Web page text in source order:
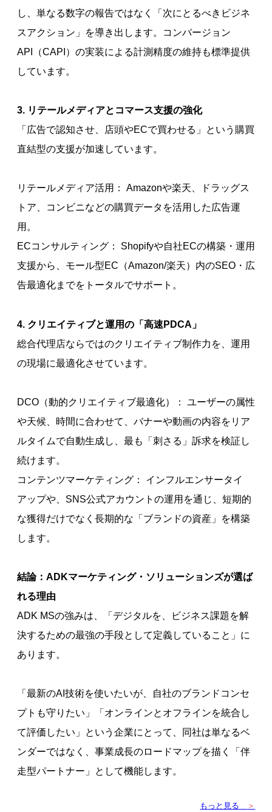
し、単なる数字の報告ではなく「次にとるべきビジネ
スアクション」を導き出します。コンバージョン
API（CAPI）の実装による計測精度の維持も標準提供
しています。
3. リテールメディアとコマース支援の強化
「広告で認知させ、店頭やECで買わせる」という購買
直結型の支援が加速しています。
リテールメディア活用： Amazonや楽天、ドラッグス
トア、コンビニなどの購買データを活用した広告運
用。
ECコンサルティング： Shopifyや自社ECの構築・運用
支援から、モール型EC（Amazon/楽天）内のSEO・広
告最適化までをトータルでサポート。
4. クリエイティブと運用の「高速PDCA」
総合代理店ならではのクリエイティブ制作力を、運用
の現場に最適化させています。
DCO（動的クリエイティブ最適化）： ユーザーの属性
や天候、時間に合わせて、バナーや動画の内容をリア
ルタイムで自動生成し、最も「刺さる」訴求を検証し
続けます。
コンテンツマーケティング： インフルエンサータイ
アップや、SNS公式アカウントの運用を通じ、短期的
な獲得だけでなく長期的な「ブランドの資産」を構築
します。
結論：ADKマーケティング・ソリューションズが選ば
れる理由
ADK MSの強みは、「デジタルを、ビジネス課題を解
決するための最強の手段として定義していること」に
あります。
「最新のAI技術を使いたいが、自社のブランドコンセ
プトも守りたい」「オンラインとオフラインを統合し
て評価したい」という企業にとって、同社は単なるベ
ンダーではなく、事業成長のロードマップを描く「伴
走型パートナー」として機能します。
もっと見る ＞